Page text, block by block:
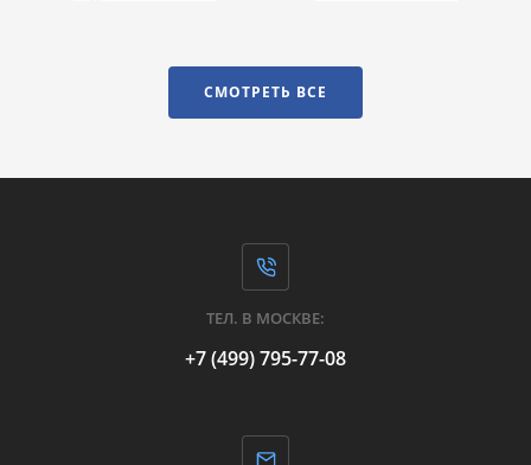
СМОТРЕТЬ ВСЕ
ТЕЛ. В МОСКВЕ:
+7 (499) 795-77-08